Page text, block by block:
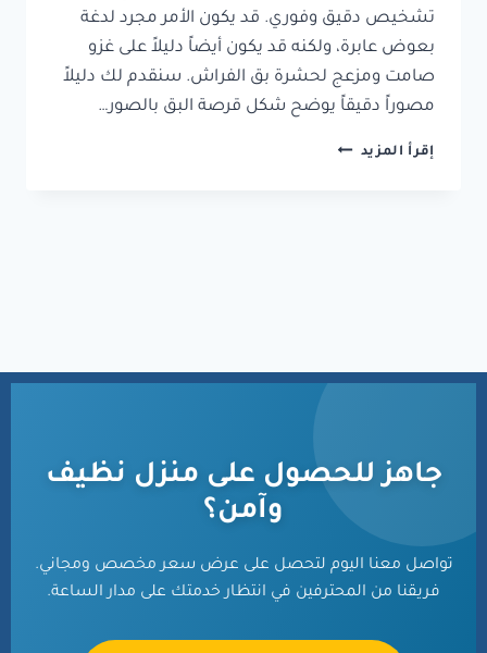
تشخيص دقيق وفوري. قد يكون الأمر مجرد لدغة
بعوض عابرة، ولكنه قد يكون أيضاً دليلاً على غزو
صامت ومزعج لحشرة بق الفراش. سنقدم لك دليلاً
مصوراً دقيقاً يوضح شكل قرصة البق بالصور…
إقرأ المزيد
جاهز للحصول على منزل نظيف
وآمن؟
تواصل معنا اليوم لتحصل على عرض سعر مخصص ومجاني.
فريقنا من المحترفين في انتظار خدمتك على مدار الساعة.